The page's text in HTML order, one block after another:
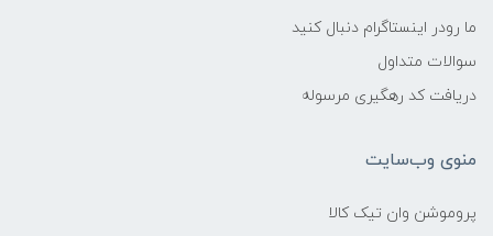
ما رودر اینستاگرام دنبال کنید
سوالات متداول
دریافت کد رهگیری مرسوله
منوی وب‌سایت
پروموشن وان تیک کالا